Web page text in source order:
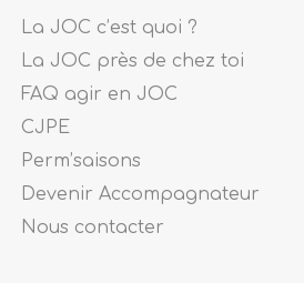
La JOC c’est quoi ?
La JOC près de chez toi
FAQ agir en JOC
CJPE
Perm’saisons
Devenir Accompagnateur
Nous contacter